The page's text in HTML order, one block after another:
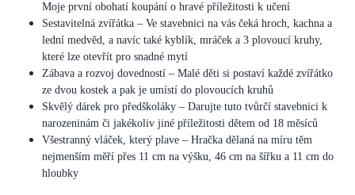
Moje první obohatí koupání o hravé příležitosti k učení
Sestavitelná zvířátka – Ve stavebnici na vás čeká hroch, kachna a
lední medvěd, a navíc také kyblík, mráček a 3 plovoucí kruhy,
které lze otevřít pro snadné mytí
Zábava a rozvoj dovedností – Malé děti si postaví každé zvířátko
ze dvou kostek a pak je umístí do plovoucích kruhů
Skvělý dárek pro předškoláky – Darujte tuto tvůrčí stavebnici k
narozeninám či jakékoliv jiné příležitosti dětem od 18 měsíců
Všestranný vláček, který plave – Hračka dělaná na míru těm
nejmenším měří přes 11 cm na výšku, 46 cm na šířku a 11 cm do
hloubky